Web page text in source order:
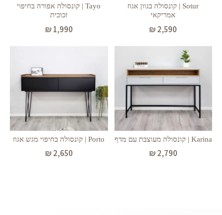
Sotur | קונסולה בגוון אגוז
אמריקאי
₪2,590
Tayo | קונסולה אפורה בחיפוי
זכוכית
₪1,990
Karina | קונסולה מעוצבת עם מדף
₪2,790
Porto | קונסולה בחיפוי מגש אגוז
₪2,650